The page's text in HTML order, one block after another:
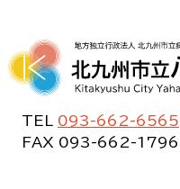
TEL 093-662-6565
FAX 093-662-1796